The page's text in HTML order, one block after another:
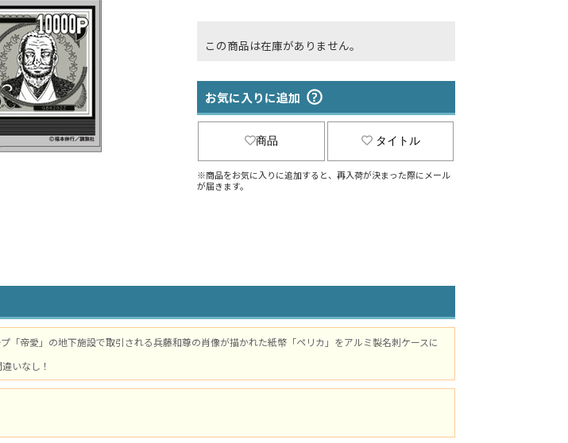
この商品は在庫がありません。
お気に入りに追加
商品 タイトル
※商品をお気に入りに追加すると、再入荷が決まった際にメール
が届きます。
「帝愛」の地下施設で取引される兵藤和尊の肖像が描かれた紙幣「ペリカ」をアルミ製名刺ケースに
いなし！